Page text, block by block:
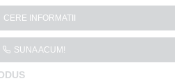
CERE INFORMATII
SUNA ACUM!